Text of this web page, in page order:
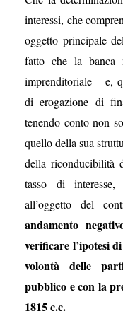
interessi, che
oggetto principale
fatto che la banca
imprenditoriale – e,
di erogazione di
tenendo conto non
quello della sua
della riconducibilità
tasso di interesse,
all’oggetto del
andamento
verificare l’ipotesi
volontà delle
pubblico e con la
1815 c.c.